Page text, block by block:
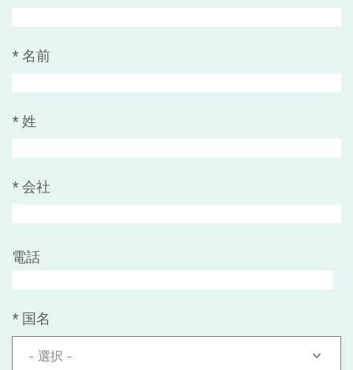
* 名前
* 姓
* 会社
電話
* 国名
- 選択 -